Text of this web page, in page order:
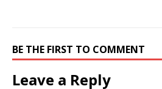
BE THE FIRST TO COMMENT
Leave a Reply